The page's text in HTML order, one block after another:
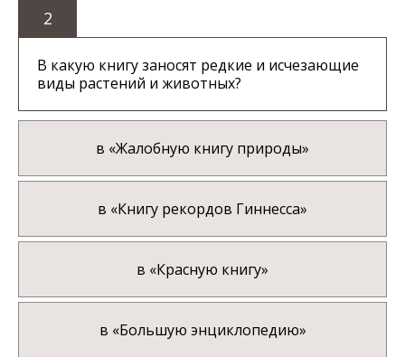
2
В какую книгу заносят редкие и исчезающие
виды растений и животных?
в «Жалобную книгу природы»
в «Книгу рекордов Гиннесса»
в «Красную книгу»
в «Большую энциклопедию»